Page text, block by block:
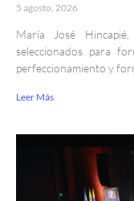
5 agosto, 2026
María José
seleccionados para
perfeccionamiento y
Leer Más